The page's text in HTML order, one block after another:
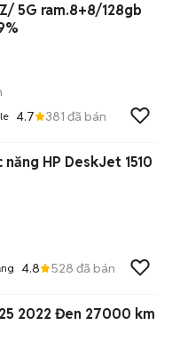
128gb
4.7 381 đã bán
năng HP DeskJet 1510
4.8 528 đã bán
2022 Đen 27000 km